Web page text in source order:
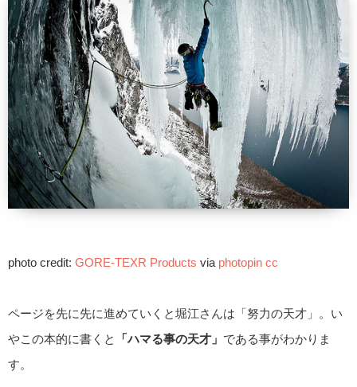
photo credit: GORE-TEXR Products via photopin cc
ページを先に先に進めていくと堀江さんは「努力の天才」。い
やこの本的に書くと
「ハマる事の天才」 である事がわかりま
す。